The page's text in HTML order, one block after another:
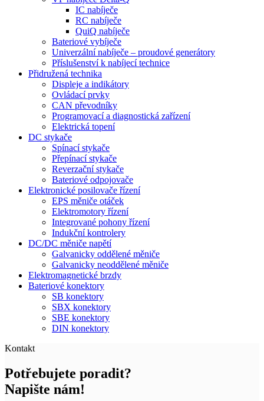
IC nabíječe
RC nabíječe
QuiQ nabíječe
Bateriové vybíječe
Univerzální nabíječe – proudové generátory
Příslušenství k nabíjecí technice
Přidružená technika
Displeje a indikátory
Ovládací prvky
CAN převodníky
Programovací a diagnostická zařízení
Elektrická topení
DC stykače
Spínací stykače
Přepínací stykače
Reverzační stykače
Bateriové odpojovače
Elektronické posilovače řízení
EPS měniče otáček
Elektromotory řízení
Integrované pohony řízení
Indukční kontrolery
DC/DC měniče napětí
Galvanicky oddělené měniče
Galvanicky neoddělené měniče
Elektromagnetické brzdy
Bateriové konektory
SB konektory
SBX konektory
SBE konektory
DIN konektory
Kontakt
Potřebujete poradit?
Napište nám!